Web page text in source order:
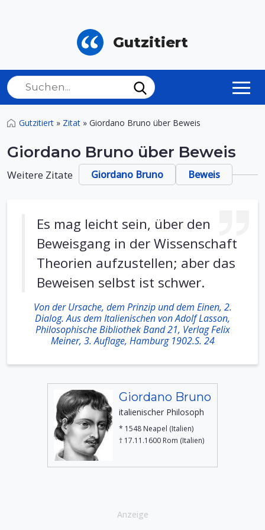
Gutzitiert
Gutzitiert » Zitat » Giordano Bruno über Beweis
Giordano Bruno über Beweis
Weitere Zitate Giordano Bruno Beweis
Es mag leicht sein, über den
Beweisgang in der Wissenschaft
Theorien aufzustellen; aber das
Beweisen selbst ist schwer.
Von der Ursache, dem Prinzip und dem Einen, 2.
Dialog. Aus dem Italienischen von Adolf Lasson,
Philosophische Bibliothek Band 21, Verlag Felix
Meiner, 3. Auflage, Hamburg 1902.S. 24
Giordano Bruno
italienischer Philosoph
* 1548 Neapel (Italien)
† 17.11.1600 Rom (Italien)
Anzeige